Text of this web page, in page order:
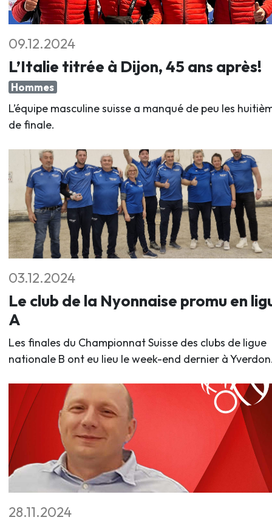
09.12.2024
L’Italie titrée à Dijon, 45 ans après!
Hommes
L’équipe masculine suisse a manqué de peu les
de finale.
03.12.2024
Le club de la Nyonnaise promu en
A
Les finales du Championnat Suisse des clubs de ligue
nationale B ont eu lieu le week-end dernier à
28.11.2024